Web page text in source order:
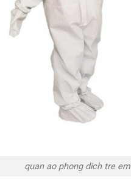
quan ao phong dich tre em